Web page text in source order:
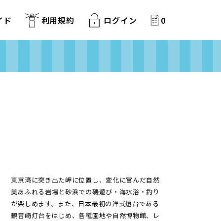
ド 利用規約 ログイン 0
東京湾に突き出た岬に位置し、変化に富んだ自然
美あふれる岩場と砂浜での磯遊び・海水浴・釣り
が楽しめます。また、日本最初の洋式燈台である
観音崎灯台をはじめ、各種園地や自然博物館、レ